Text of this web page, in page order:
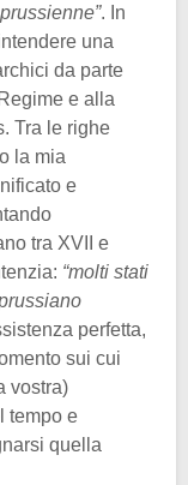
. In
una
da parte
e alla
Tra le righe
la mia
e
tra XVII e
“molti stati
perfetta,
sui cui
vostra)
tempo e
quella